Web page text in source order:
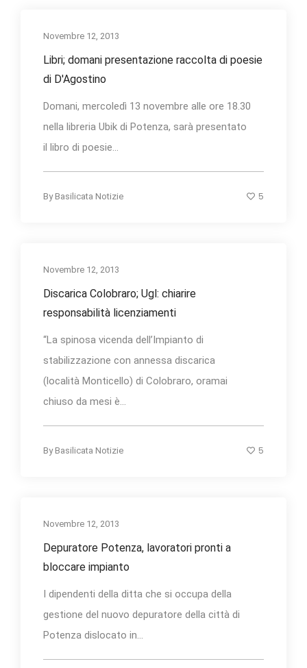
Novembre 12, 2013
Libri; domani presentazione raccolta di poesie
di D'Agostino
Domani, mercoledì 13 novembre alle ore 18.30
nella libreria Ubik di Potenza, sarà presentato
il libro di poesie...
By Basilicata Notizie 5
Novembre 12, 2013
Discarica Colobraro; Ugl: chiarire
responsabilità licenziamenti
“La spinosa vicenda dell’Impianto di
stabilizzazione con annessa discarica
(località Monticello) di Colobraro, oramai
chiuso da mesi è...
By Basilicata Notizie 5
Novembre 12, 2013
Depuratore Potenza, lavoratori pronti a
bloccare impianto
I dipendenti della ditta che si occupa della
gestione del nuovo depuratore della città di
Potenza dislocato in...